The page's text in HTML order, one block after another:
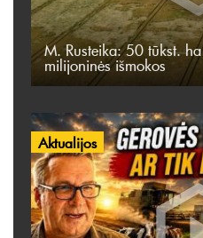
M. Rusteika: 50 tūkst.
milijoninės išmokos
Aktualijos